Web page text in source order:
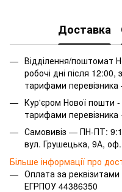
Доставка
Відділення/поштомат
робочі дні після
тарифами перевізника
Кур'єром Нової пошти
тарифами перевізника
Самовивіз — ПН-ПТ:
вул. Грушецька, 9А,
Більше інформації про
Оплата за
ЕГРПОУ 44386350